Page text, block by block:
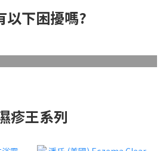
以下困擾嗎?
濕疹 久咳
疹王系列